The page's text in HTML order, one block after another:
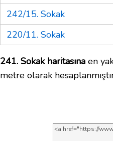
242/15. Sokak
220/11. Sokak
241. Sokak haritasına en
metre olarak